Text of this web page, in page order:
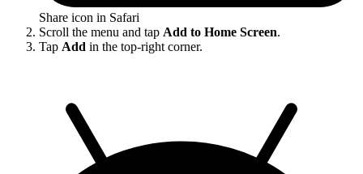
Share icon in Safari
Scroll the menu and tap Add to Home Screen.
Tap Add in the top-right corner.